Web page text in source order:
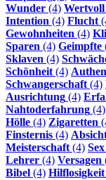
Wunder (4) Wertvoll
Intention (4) Flucht
Gewohnheiten (4)
Sparen (4) Geimpfte
Sklaven (4)
Schönheit(4)
Schwangerschaft(4)
Ausrichtung (4)
Nahtoderfahrung (4)
Hölle (4) Zigaretten
Finsternis (4)
Meisterschaft(4) Sex
Lehrer (4) Versagen
Bibel (4) Hilflosigkeit